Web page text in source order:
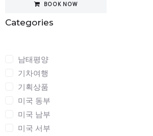
Categories
남태평양
기차여행
기획상품
미국 동부
미국 남부
미국 서부
BOOK NOW